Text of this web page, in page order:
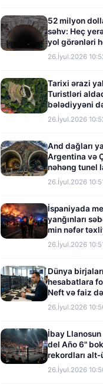
52 milyon
səhv: Heç
yol görənləri
26.İyul.2026
Tarixi ərazi
Turistləri
bələdiyyəni
26.İyul.2026
And dağları
Argentina və
nəhəng tunel
26.İyul.2026
İspaniyada
yanğınları
min nəfər
26.İyul.2026
Dünya
hesabatlara
Neft və faiz
təsiri altında
26.İyul.2026
İbay Llanosun
del Año 6"
rekordları
26.İyul.2026